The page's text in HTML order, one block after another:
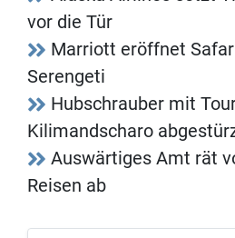
vor die Tür
Marriott eröffnet
Serengeti
Hubschrauber mit
Kilimandscharo
Auswärtiges Amt rät
Reisen ab